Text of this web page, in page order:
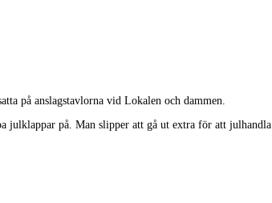
på anslagstavlorna vid Lokalen och dammen.
julklappar på. Man slipper att gå ut extra för att julhandla.